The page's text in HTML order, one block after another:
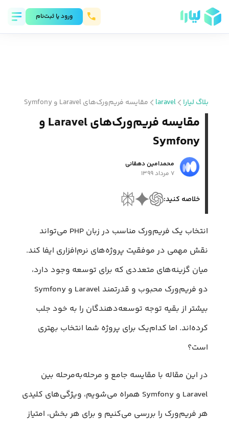
ورود يا ثبت‌نام
بلاگ لیارا laravel مقایسه فریم‌ورک‌های Laravel و Symfony
مقایسه فریم‌ورک‌های Laravel و
Symfony
محمد‌امین دهقانی
۷ مرداد ۱۳۹۹
خلاصه کنید:
انتخاب یک فریم‌ورک مناسب در زبان PHP می‌تواند
نقش مهمی در موفقیت پروژه‌های نرم‌افزاری ایفا کند.
میان گزینه‌های متعددی که برای توسعه وجود دارد،
دو فریم‌ورک محبوب و قدرتمند Laravel و Symfony
بیشتر از بقیه توجه توسعه‌دهندگان را به خود جلب
کرده‌اند. اما کدام‌یک برای پروژه شما انتخاب بهتری
است؟
در این مقاله با مقایسه جامع و مرحله‌به‌مرحله بین
Laravel و Symfony همراه می‌شویم، ویژگی‌های کلیدی
هر فریم‌ورک را بررسی می‌کنیم و برای هر بخش، امتیاز